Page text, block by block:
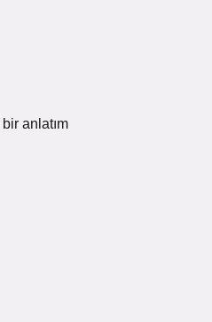
bir anlatım